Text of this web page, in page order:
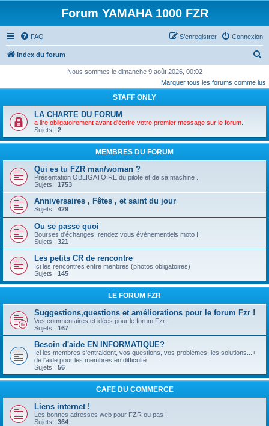
Forum YAMAHA 1000 FZR
FAQ Connexion
S’enregistrer
Index du forum
c
c
Nous sommes le dimanche 9 août 2026, 00:02
Marquer tous les forums comme lus
STAFF ONLY
LA CHARTE DU FORUM
a lire obligatoirement avant d'écrire votre premier message sur le forum.
Sujets : 2
MEMBRES DU FORUM
Qui es tu FZR man/woman ?
Présentation OBLIGATOIRE du pilote et de sa machine .
Sujets : 1753
Anniversaires , Fêtes , et saint du jour
Sujets : 429
Ou se passe quoi
Bourses d'échanges, rendez vous évènementiels moto !
Sujets : 321
Les petits CR de rencontre
Ici les rencontres entre menbres (photos obligatoires)
Sujets : 145
LE FORUM FZR
Suggestions,questions et améliorations pour le forum Fzr !
Vos commentaires et idées pour le forum Fzr !
Sujets : 167
Besoin d'aide EN INFORMATIQUE?
Ici les membres s'entraident, vos questions, vos problèmes, les solutions...+
de l'aide pour les membres en difficulté.
Sujets : 56
CAFE DU COMMERCE
Liens internet !
Les bonnes adresses web pour FZR ou pas !
Sujets : 364